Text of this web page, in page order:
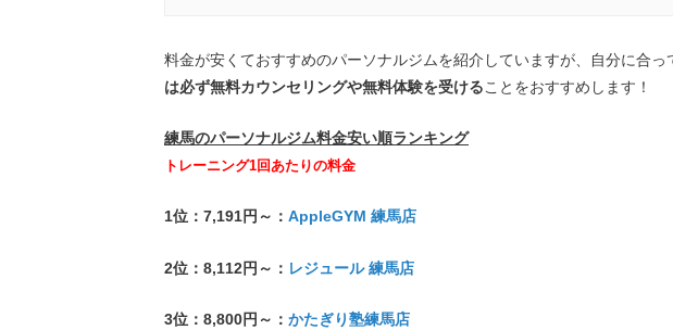
料金が安くておすすめのパーソナルジムを紹介していますが、自分に合っ
は必ず無料カウンセリングや無料体験を受けることをおすすめします！
練馬のパーソナルジム料金安い順ランキング
トレーニング1回あたりの料金
1位：7,191円～： AppleGYM 練馬店
2位：8,112円～： レジュール 練馬店
3位：8,800円～： かたぎり塾練馬店